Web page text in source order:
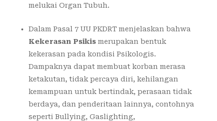
melukai Organ Tubuh.
Dalam Pasal 7 UU PKDRT menjelaskan bahwa
Kekerasan Psikis merupakan bentuk
kekerasan pada kondisi Psikologis.
Dampaknya dapat membuat korban merasa
ketakutan, tidak percaya diri, kehilangan
kemampuan untuk bertindak, perasaan tidak
berdaya, dan penderitaan lainnya, contohnya
seperti Bullying, Gaslighting,